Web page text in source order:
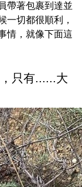
帶著包裹到達並
一切都很順利，
情，就像下面這
只有......大